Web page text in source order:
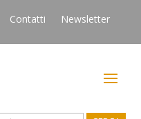
Contatti Newsletter